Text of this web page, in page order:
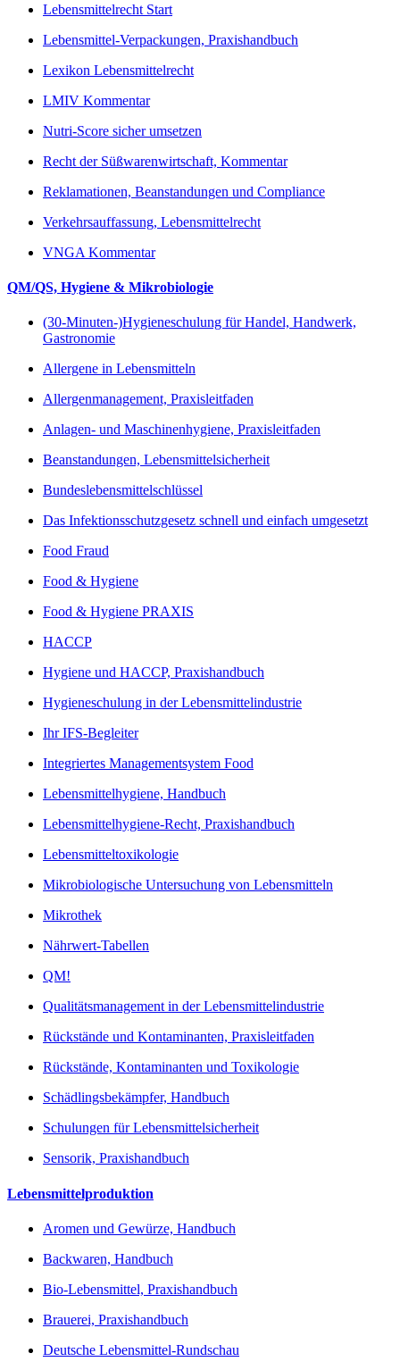
Lebensmittelrecht Start
Lebensmittel-Verpackungen, Praxishandbuch
Lexikon Lebensmittelrecht
LMIV Kommentar
Nutri-Score sicher umsetzen
Recht der Süßwarenwirtschaft, Kommentar
Reklamationen, Beanstandungen und Compliance
Verkehrsauffassung, Lebensmittelrecht
VNGA Kommentar
QM/QS, Hygiene & Mikrobiologie
(30-Minuten-)Hygieneschulung für Handel, Handwerk,
Gastronomie
Allergene in Lebensmitteln
Allergenmanagement, Praxisleitfaden
Anlagen- und Maschinenhygiene, Praxisleitfaden
Beanstandungen, Lebensmittelsicherheit
Bundeslebensmittelschlüssel
Das Infektionsschutzgesetz schnell und einfach umgesetzt
Food Fraud
Food & Hygiene
Food & Hygiene PRAXIS
HACCP
Hygiene und HACCP, Praxishandbuch
Hygieneschulung in der Lebensmittelindustrie
Ihr IFS-Begleiter
Integriertes Managementsystem Food
Lebensmittelhygiene, Handbuch
Lebensmittelhygiene-Recht, Praxishandbuch
Lebensmitteltoxikologie
Mikrobiologische Untersuchung von Lebensmitteln
Mikrothek
Nährwert-Tabellen
QM!
Qualitätsmanagement in der Lebensmittelindustrie
Rückstände und Kontaminanten, Praxisleitfaden
Rückstände, Kontaminanten und Toxikologie
Schädlingsbekämpfer, Handbuch
Schulungen für Lebensmittelsicherheit
Sensorik, Praxishandbuch
Lebensmittelproduktion
Aromen und Gewürze, Handbuch
Backwaren, Handbuch
Bio-Lebensmittel, Praxishandbuch
Brauerei, Praxishandbuch
Deutsche Lebensmittel-Rundschau